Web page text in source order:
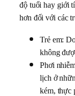
độ tuổi hay giới
hơn đối với các
Trẻ em:
không
Phơi
lịch ở
kém, thực